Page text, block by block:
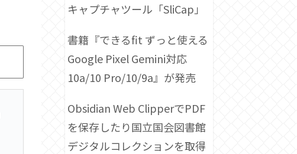
キャプチャツール「SliCap」
書籍『できるfit ずっと使える
Google Pixel Gemini対応
10a/10 Pro/10/9a』が発売
Obsidian Web ClipperでPDF
を保存したり国立国会図書館
デジタルコレクションを取得